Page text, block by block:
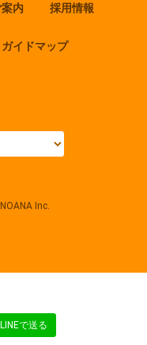
LINEで送る
内 採用情報
ガイドマップ
Inc.